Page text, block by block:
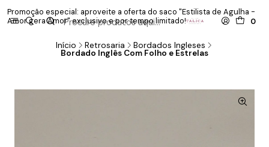
0
Promoção especial: aproveite a oferta do saco "Estilista de Agulha -
Amor gera Amor" exclusivo e por tempo limitado!
Início Retrosaria Bordados Ingleses
Bordado Inglês Com Folho e Estrelas